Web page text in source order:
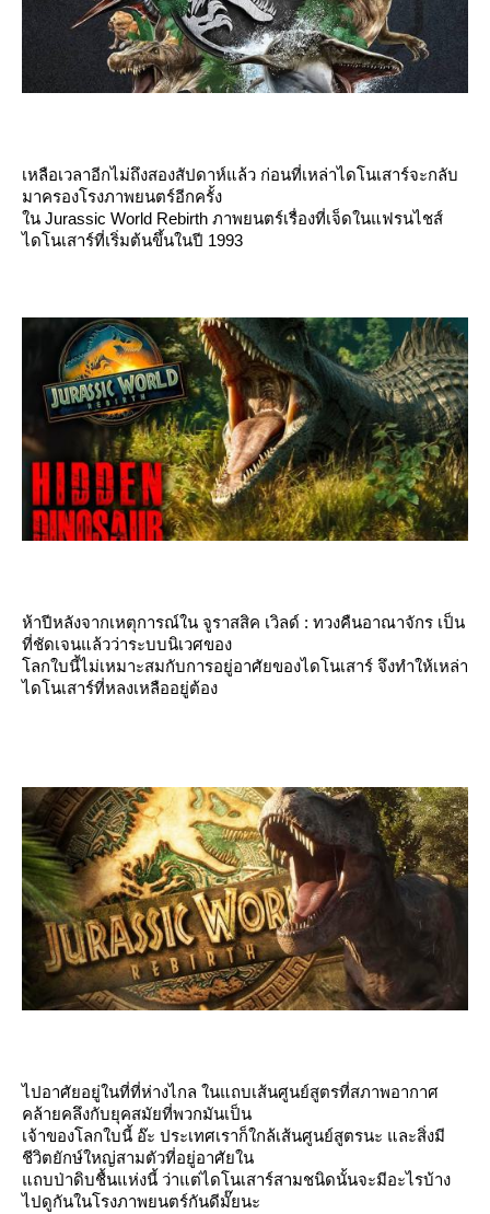
เหลือเวลาอีกไม่ถึงสองสัปดาห์แล้ว ก่อนที่เหล่าไดโนเสาร์จะกลับ
มาครองโรงภาพยนตร์อีกครั้ง
น Jurassic World Rebirth ภาพยนตร์เรื่องที่เจ็ดในแฟรนไชส์
ไดโนเสาร์ที่เริ่มต้นขึ้นในปี 1993
ห้าปีหลังจากเหตุการณ์ใน จูราสสิค เวิลด์ : ทวงคืนอาณาจักร เป็น
ที่ชัดเจนแล้วว่าระบบนิเวศของ
ลกใบนี้ไม่เหมาะสมกับการอยู่อาศัยของไดโนเสาร์ จึงทำให้เหล่า
ไดโนเสาร์ที่หลงเหลืออยู่ต้อง
ไปอาศัยอยู่ในที่ที่ห่างไกล ในแถบเส้นศูนย์สูตรที่สภาพอากาศ
คล้ายคลึงกับยุคสมัยที่พวกมันเป็น
เจ้าของโลกใบนี้ อ๊ะ ประเทศเราก็ใกล้เส้นศูนย์สูตรนะ และสิ่งมี
ชีวิตยักษ์ใหญ่สามตัวที่อยู่อาศัยใน
ถบป่าดิบชื้นแห่งนี้ ว่าแต่ไดโนเสาร์สามชนิดนั้นจะมีอะไรบ้าง
ไปดูกันในโรงภาพยนตร์กันดีมั๊ยนะ